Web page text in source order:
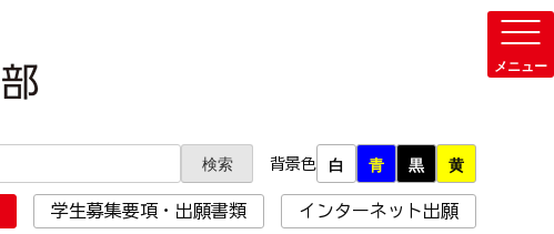
背景色 白 青 黒 黄
学生募集要項・出願書類 インターネット出願